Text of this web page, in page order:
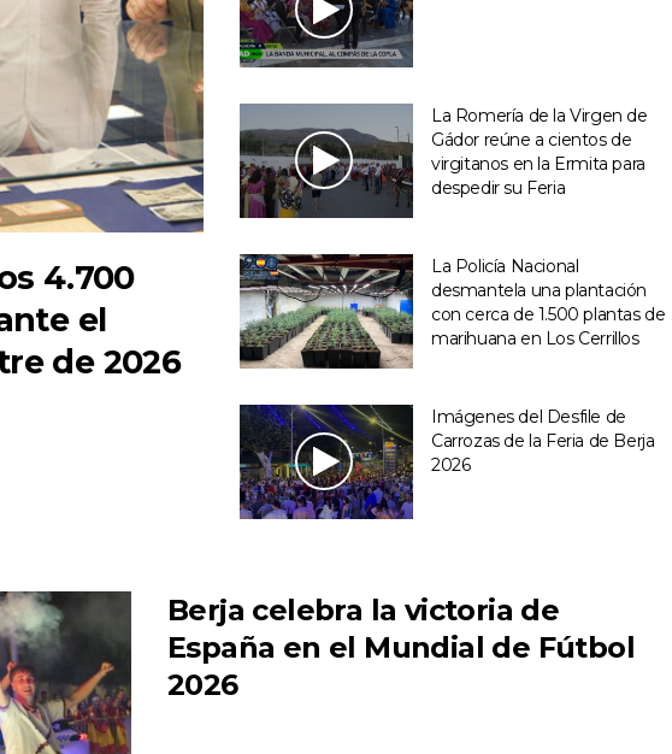
4.700
el
de 2026
La Romería de la Virgen de
Gádor reúne a cientos de
virgitanos en la Ermita para
despedir su Feria
La Policía Nacional
desmantela una plantación
con cerca de 1.500 plantas de
marihuana en Los Cerrillos
Imágenes del Desfile de
Carrozas de la Feria de Berja
2026
Berja celebra la victoria de
España en el Mundial de Fútbol
2026